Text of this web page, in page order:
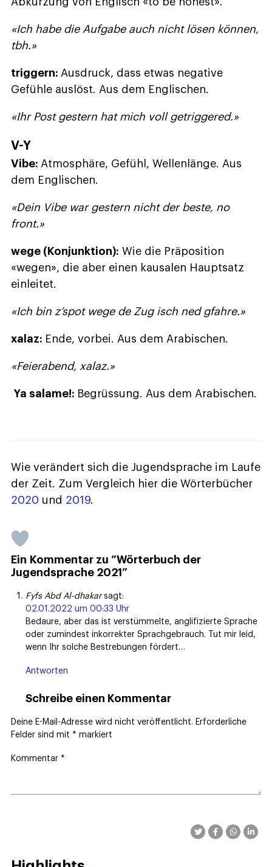
«Ich habe die Aufgabe auch nicht lösen können,
tbh.»
triggern: Ausdruck, dass etwas negative
Gefühle auslöst. Aus dem Englischen.
«Ihr Post gestern hat mich voll getriggered.»
V-Y
Vibe: Atmosphäre, Gefühl, Wellenlänge. Aus
dem Englischen.
«Dein Vibe war gestern nicht der beste, no
front.»
wege (Konjunktion): Wie die Präposition
«wegen», die aber einen kausalen Hauptsatz
einleitet.
«Ich bin z’spot wege de Zug isch ned gfahre.»
xalaz: Ende, vorbei. Aus dem Arabischen.
«Feierabend, xalaz.»
Ya salame!: Begrüssung. Aus dem Arabischen.
Wie verändert sich die Jugendsprache im Laufe
der Zeit. Zum Vergleich hier die Wörterbücher
2020 und 2019.
Ein Kommentar zu “Wörterbuch der
Jugendsprache 2021”
Fyfs Abd Al-dhakar sagt:
02.01.2022 um 00:33 Uhr
Bedaure, aber das ist verstümmelte, anglifizierte Sprache
oder zumindest inkorrekter Sprachgebrauch. Tut mir leid,
wenn Ihr solche Bestrebungen fördert…
Antworten
Schreibe einen Kommentar
Deine E-Mail-Adresse wird nicht veröffentlicht. Erforderliche
Felder sind mit * markiert
Kommentar *